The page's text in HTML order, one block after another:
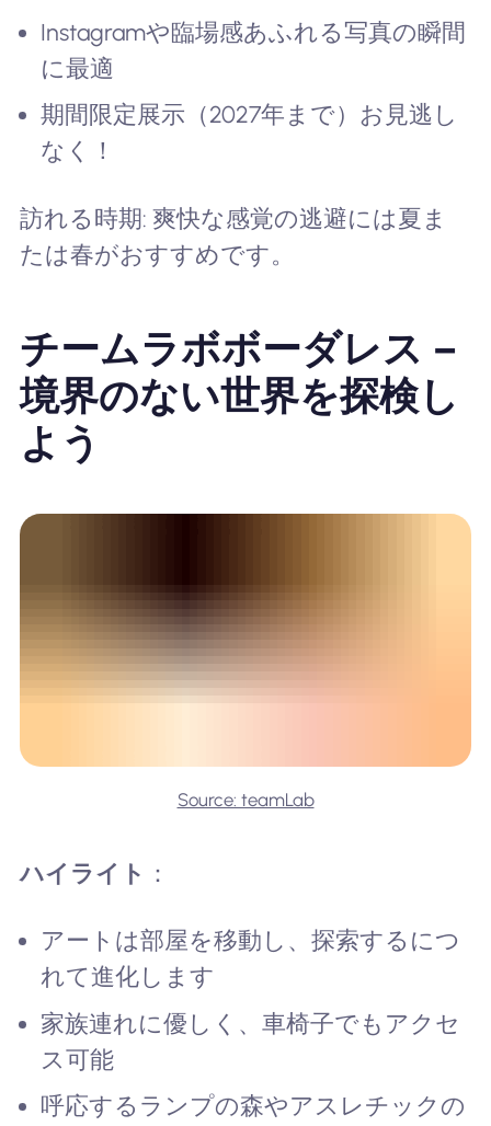
Instagramや臨場感あふれる写真の瞬間
に最適
期間限定展示（2027年まで）お見逃し
なく！
訪れる時期: 爽快な感覚の逃避には夏ま
たは春がおすすめです。
チームラボボーダレス –
境界のない世界を探検し
よう
Source: teamLab
ハイライト ：
アートは部屋を移動し、探索するにつ
れて進化します
家族連れに優しく、車椅子でもアクセ
ス可能
呼応するランプの森やアスレチックの